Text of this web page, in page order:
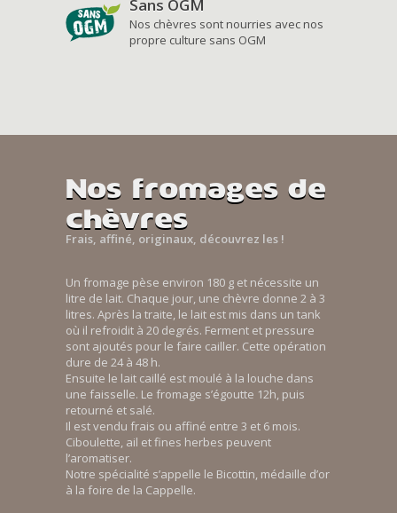
Sans OGM
Nos chèvres sont nourries avec nos
propre culture sans OGM
Nos fromages de
chèvres
Frais, affiné, originaux, découvrez les !
Un fromage pèse environ 180 g et nécessite un
litre de lait. Chaque jour, une chèvre donne 2 à 3
litres. Après la traite, le lait est mis dans un tank
où il refroidit à 20 degrés. Ferment et pressure
sont ajoutés pour le faire cailler. Cette opération
dure de 24 à 48 h.
Ensuite le lait caillé est moulé à la louche dans
une faisselle. Le fromage s’égoutte 12h, puis
retourné et salé.
Il est vendu frais ou affiné entre 3 et 6 mois.
Ciboulette, ail et fines herbes peuvent
l’aromatiser.
Notre spécialité s’appelle le Bicottin, médaille d’or
à la foire de la Cappelle.